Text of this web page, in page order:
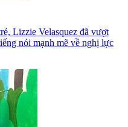
Lizzie Velasquez đã vượt
nói mạnh mẽ về nghị lực